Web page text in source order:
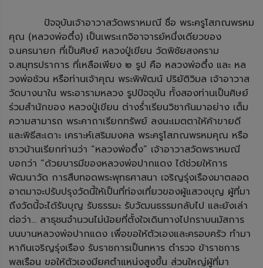
ปัจจุบันเจ้าอาวาสวัดพราหมณี ชื่อ พระครูโสภณพรหม
คุณ (หลวงพ่อตึ๋ง) เป็นเพระเกจิอาจารย์หนึ่งเดียวของ
จ.นครนายก ที่เป็นศิษย์ หลวงปู่เขียน วัดพิชัยสงคราม
จ.สมุทรปราการ ที่เหลือเพียง ๒ รูป คือ หลวงพ่อตึ๋ง และ หล
วงพ่อช้วน หรือท่านเจ้าคุณ พระพิพัฒน์ ปริยัติวิมล เจ้าอาวาส
วัดบางนาใน พระอารามหลวง รูปปัจจุบัน ทั้งสองท่านเป็นศิษย์
ร่วมสำนักของ หลวงปู่เขียน ต่างร่ำเรียนวิชากันมาอย่าง เต็ม
ความสามารถ พระคาถาเรียกทรัพย์ ลงนะเมตตาให้ค้าขายดี
และพิธีสะเดาะ เคราะห์เสริมมงคล พระครูโสภณพรหมคุณ หรือ
ชาวบ้านเรียกท่านว่า “หลวงพ่อตึ๋ง” เจ้าอาวาสวัดพราหมณี
บอกว่า “ด้วยบารมีของหลวงพ่อปากแดง ได้ช่วยให้การ
พัฒนาวัด การสืบทอดพระพุทธศาสนา เจริญรุ่งเรืองมาตลอด
อาตมาจะปรับปรุงวัดนี้ให้เป็นที่ท่องเที่ยวของผู้แสวงบุญ ผู้ที่มา
ถึงวัดนี้จะได้รับบุญ รับธรรมะ รับวัฒนธรรมกลับไป และยังเล่า
ต่อว่า... สาธุชนจำนวนไม่น้อยที่ตั้งใจเดินทางไปกราบนมัสการ
บนบานหลวงพ่อปากแดง เพื่อขอให้ตัวเองและครอบครัว ทำมา
หากินเจริญรุ่งเรือง รับราชการเป็นทหาร ตำรวจ ข้าราชการ
พลเรือน ขอให้ตัวเองมียศตำแหน่งสูงขึ้น ส่วนใหญ่ผู้ที่มา